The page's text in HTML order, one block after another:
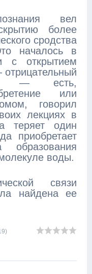
вел
более
сродства
началось в
с открытием
— есть,
или
говорил
лекциях в
теряет один
приобретает
воды.
связи
найдена ее